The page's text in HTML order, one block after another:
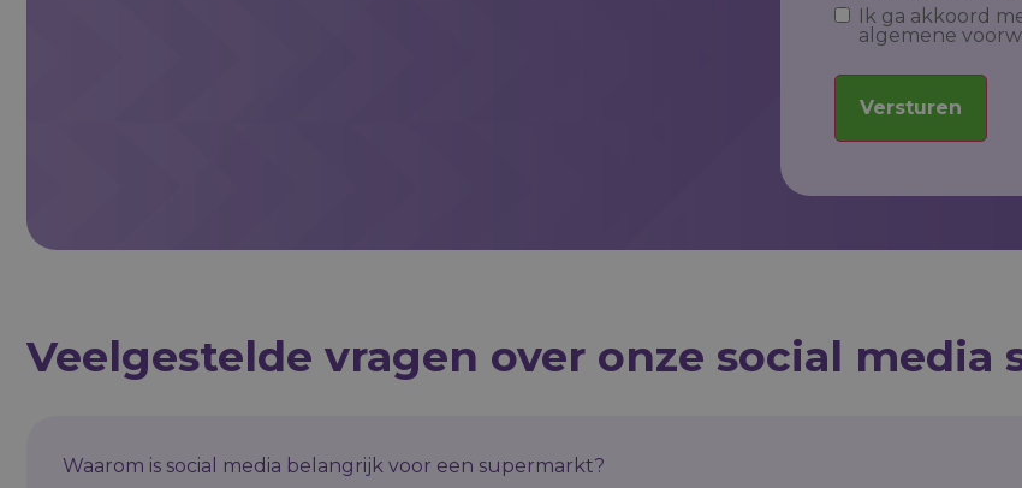
Ik ga akkoord
algemene
Versturen
Veelgestelde vragen over onze social media
Waarom is social media belangrijk voor een supermarkt?